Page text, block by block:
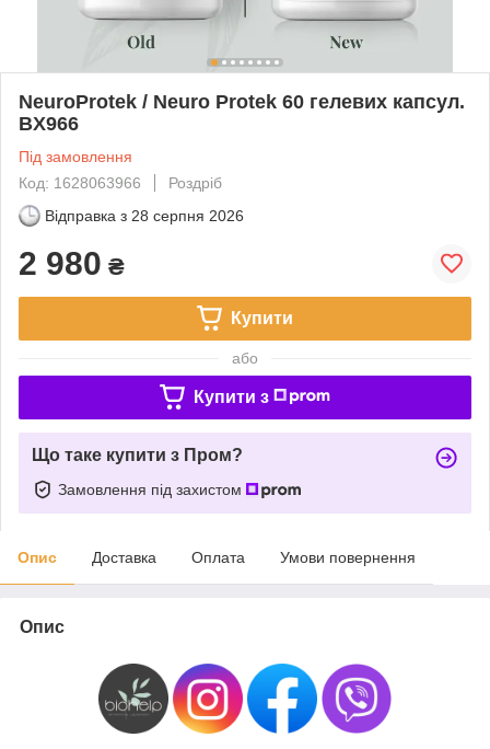
NeuroProtek / Neuro Protek 60 гелевих капсул.
BX966
Під замовлення
Код: 1628063966
Роздріб
Відправка з 28 серпня 2026
2 980 ₴
Купити
або
Купити з
Що таке купити з Пром?
Замовлення під захистом
Опис Доставка Оплата Умови повернення
Опис